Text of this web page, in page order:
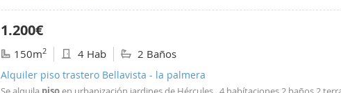
1.200€
150m2 4 Hab 2 Baños
Alquiler piso trastero Bellavista - la palmera